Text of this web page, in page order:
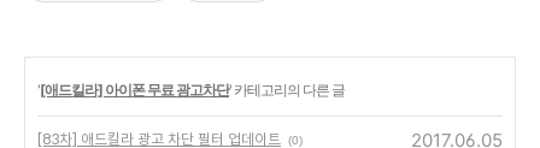
'[애드킬라] 아이폰 무료 광고차단' 카테고리의 다른 글
[83차] 애드킬라 광고 차단 필터 업데이트 (0) 2017.06.05